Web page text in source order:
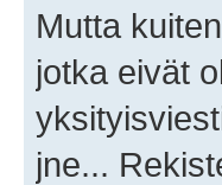
Mutta
jotka eivät
jne...